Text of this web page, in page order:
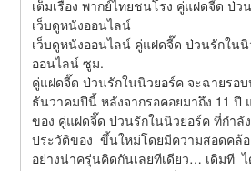
เต็มเรื่อง พากย์ไทยชนโรง คู่แฝดจี๊ด ป่ว
เว็บดูหนังออนไลน์
เว็บดูหนังออนไลน์ คู่แฝดจี๊ด ป่วนรักใน
ออนไลน์ ซูม.
คู่แฝดจี๊ด ป่วนรักในนิวยอร์ค จะฉายรอ
ธันวาคมปีนี้ หลังจากรอคอยมาถึง 11 ปี
ของ คู่แฝดจี๊ด ป่วนรักในนิวยอร์ค ที่กำลั
ประวัติของ  ขึ้นใหม่โดยมีความสอดคล้
อย่างน่าครุ่นคิดกันเลยทีเดียว… เดิมที